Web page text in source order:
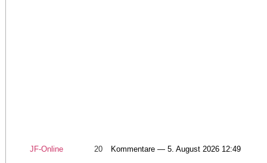
JF-Online 20 Kommentare — 5. August 2026 12:49